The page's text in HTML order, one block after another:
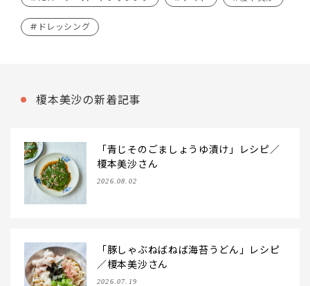
#ドレッシング
榎本美沙の新着記事
「青じそのごましょうゆ漬け」レシピ／
榎本美沙さん
2026.08.02
「豚しゃぶねばねば海苔うどん」レシピ
／榎本美沙さん
2026.07.19